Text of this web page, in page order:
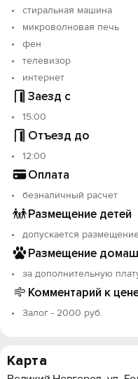
стиральная машина
микроволновая печь
фен
телевизор
интернет
Заезд с
15:00
Отъезд до
12:00
Оплата
безналичный расчет
Размещение детей
допускается
Размещение
за дополнительную
Комментарий к
Залог - 2000 руб.
Карта